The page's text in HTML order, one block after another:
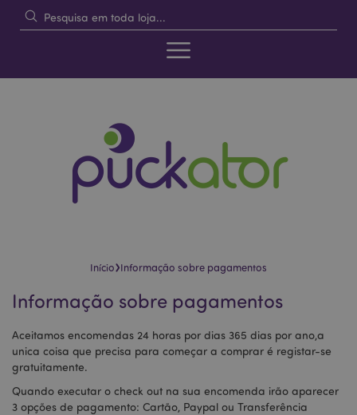
Início›Informação sobre pagamentos
Informação sobre pagamentos
Aceitamos encomendas 24 horas por dias 365 dias por ano,a
unica coisa que precisa para começar a comprar é registar-se
gratuitamente.
Quando executar o check out na sua encomenda irão aparecer
3 opções de pagamento: Cartão, Paypal ou Transferência